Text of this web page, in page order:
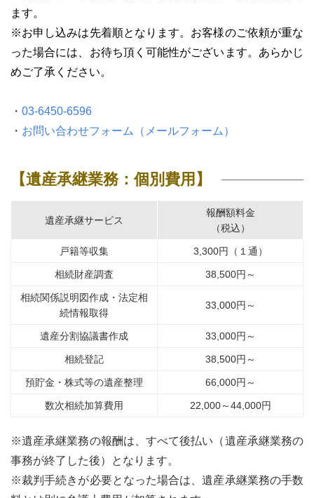
ます。
※お申し込みは先着順となります。お客様のご依頼が重な
った場合には、お待ち頂く可能性がございます。あらかじ
めご了承ください。
・ 03-6450-6596
・ お問い合わせフォーム（メールフォーム）
【遺産承継業務：個別費用】
遺産承継サービス
報酬額料金
（税込）
戸籍等収集 3,300円（１通）
相続財産調査 38,500円～
相続関係説明図作成・法定相
続情報取得
33,000円～
遺産分割協議書作成 33,000円～
相続登記 38,500円～
預貯金・株式等の遺産整理 66,000円～
数次相続加算費用 22,000～44,000円
※遺産承継業務の報酬は、すべて後払い（遺産承継業務の
事務が終了した後）となります。
※裁判手続きが必要となった場合は、遺産承継業務の手数